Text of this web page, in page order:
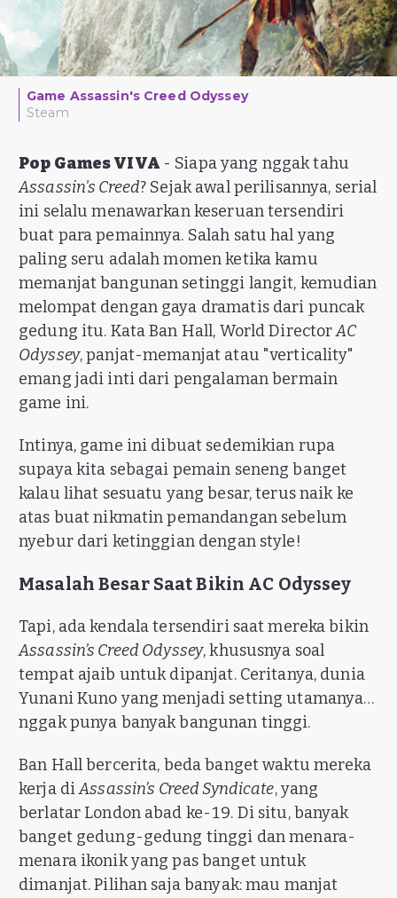
Game Assassin's Creed Odyssey
Steam
Pop Games VIVA - Siapa yang nggak tahu
Assassin's Creed? Sejak awal perilisannya, serial
ini selalu menawarkan keseruan tersendiri
buat para pemainnya. Salah satu hal yang
paling seru adalah momen ketika kamu
memanjat bangunan setinggi langit, kemudian
melompat dengan gaya dramatis dari puncak
gedung itu. Kata Ban Hall, World DirectorAC
Odyssey, panjat-memanjat atau "verticality"
emang jadi inti dari pengalaman bermain
game ini.
Intinya, game ini dibuat sedemikian rupa
supaya kita sebagai pemain seneng banget
kalau lihat sesuatu yang besar, terus naik ke
atas buat nikmatin pemandangan sebelum
nyebur dari ketinggian dengan style!
Masalah Besar Saat Bikin AC Odyssey
Tapi, ada kendala tersendiri saat mereka bikin
Assassin’s Creed Odyssey, khususnya soal
tempat ajaib untuk dipanjat. Ceritanya, dunia
Yunani Kuno yang menjadi setting utamanya…
nggak punya banyak bangunan tinggi.
Ban Hall bercerita, beda banget waktu mereka
kerja diAssassin’s Creed Syndicate, yang
berlatar London abad ke-19. Di situ, banyak
banget gedung-gedung tinggi dan menara-
menara ikonik yang pas banget untuk
dimanjat. Pilihan saja banyak: mau manjat